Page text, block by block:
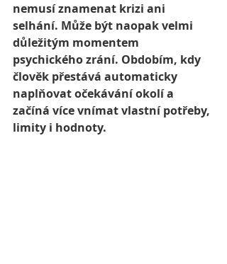
nemusí znamenat krizi ani
selhání. Může být naopak velmi
důležitým momentem
psychického zrání. Obdobím, kdy
člověk přestává automaticky
naplňovat očekávání okolí a
začíná více vnímat vlastní potřeby,
limity i hodnoty.